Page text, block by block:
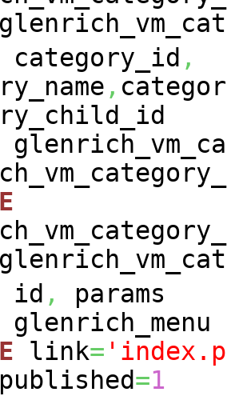
category_id ,
,
id ,
params
glenrich_menu
link=
=1